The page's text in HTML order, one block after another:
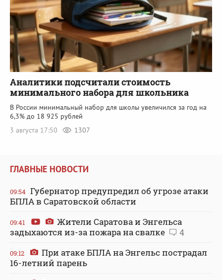
Аналитики подсчитали стоимость
минимального набора для школьника
В России минимальный набор для школы увеличился за год на
6,3% до 18 925 рублей
3 августа 17:50
1307
ГЛАВНЫЕ НОВОСТИ
09:54 Губернатор предупредил об угрозе атаки
БПЛА в Саратовской области
09:41
Жители Саратова и Энгельса
задыхаются из-за пожара на свалке
4
09:12
При атаке БПЛА на Энгельс пострадал
16-летний парень